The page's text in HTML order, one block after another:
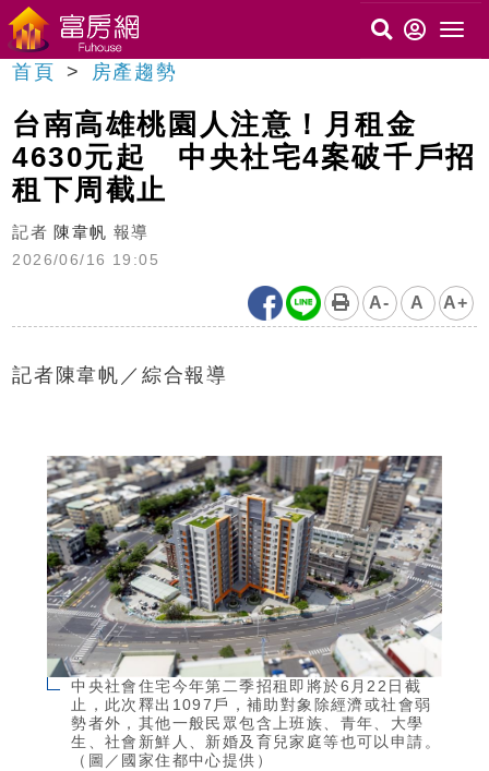
首頁 房產趨勢
台南高雄桃園人注意！月租金
4630元起 中央社宅4案破千戶招
租下周截止
記者 陳韋帆 報導
2026/06/16 19:05
A- A A+
記者陳韋帆／綜合報導
中央社會住宅今年第二季招租即將於6月22日截
止，此次釋出1097戶，補助對象除經濟或社會弱
勢者外，其他一般民眾包含上班族、青年、大學
生、社會新鮮人、新婚及育兒家庭等也可以申請。
（圖／國家住都中心提供）